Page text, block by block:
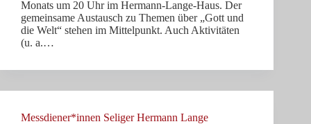
Monats um 20 Uhr im Hermann-Lange-Haus. Der
gemeinsame Austausch zu Themen über „Gott und
die Welt“ stehen im Mittelpunkt. Auch Aktivitäten
(u. a.…
Messdiener*innen Seliger Hermann Lange